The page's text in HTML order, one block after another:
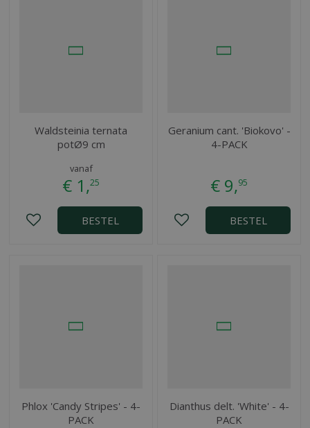
Waldsteinia ternata
potØ9 cm
vanaf
€ 1,25
BESTEL
Geranium cant. 'Biokovo' -
4-PACK
€ 9,95
BESTEL
Phlox 'Candy Stripes' - 4-
PACK
Dianthus delt. 'White' - 4-
PACK